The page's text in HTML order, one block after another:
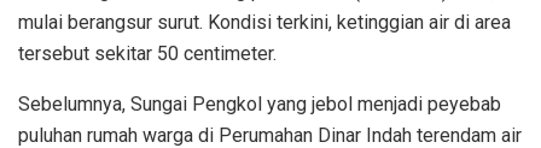
mulai berangsur surut. Kondisi terkini, ketinggian air di area
tersebut sekitar 50 centimeter.
Sebelumnya, Sungai Pengkol yang jebol menjadi peyebab
puluhan rumah warga di Perumahan Dinar Indah terendam air